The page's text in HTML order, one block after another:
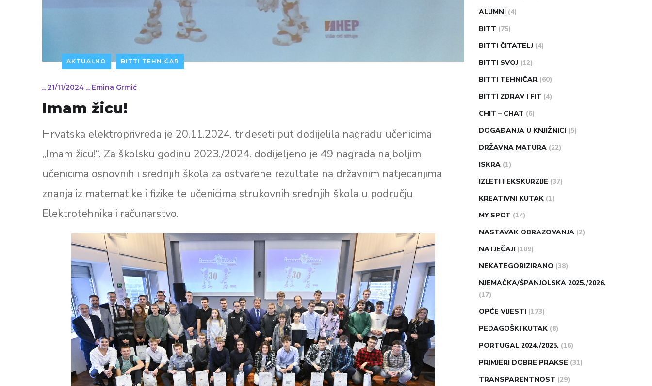
AKTUALNO BITTI TEHNIČAR
_ 21/11/2024 _ Emina Grmić
Imam žicu!
Hrvatska elektroprivreda je 20.11.2024. trideseti put dodijelila nagradu učenicima
„Imam žicu!“. Za školsku godinu 2023./2024. dodijeljeno je 49 nagrada najboljim
učenicima osnovnih i srednjih škola za ostvarene rezultate na državnim natjecanjima
znanja iz matematike i fizike te učenicima strukovnih srednjih škola u području
Elektrotehnika i računarstvo.
ALUMNI (4)
BITT (75)
BITTI ČITATELJ (4)
BITTI SVOJ (12)
BITTI TEHNIČAR (60)
BITTI ZDRAV I FIT (4)
CHIT – CHAT (6)
DOGAĐANJA U KNJIŽNICI (5)
DRŽAVNA MATURA (22)
ISKRA (1)
IZLETI I EKSKURZIJE (37)
KREATIVNI KUTAK (1)
MY SPOT (14)
NASTAVAK OBRAZOVANJA (2)
NATJEČAJI (109)
NEKATEGORIZIRANO (38)
NJEMAČKA/ŠPANJOLSKA 2025./2026.
(17)
OPĆE VIJESTI (173)
PEDAGOŠKI KUTAK (8)
PORTUGAL 2024./2025. (16)
PRIMJERI DOBRE PRAKSE (31)
TRANSPARENTNOST (29)